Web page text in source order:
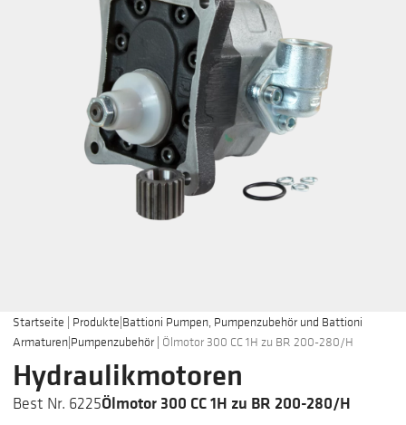
Startseite | Produkte|Battioni Pumpen, Pumpenzubehör und Battioni
Armaturen|Pumpenzubehör | Ölmotor 300 CC 1H zu BR 200-280/H
Hydraulikmotoren
Best Nr. 6225Ölmotor 300 CC 1H zu BR 200-280/H